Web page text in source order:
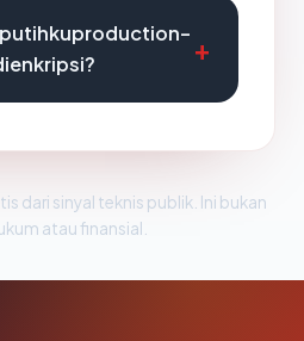
dari sinyal teknis publik. Ini bukan
atau finansial.